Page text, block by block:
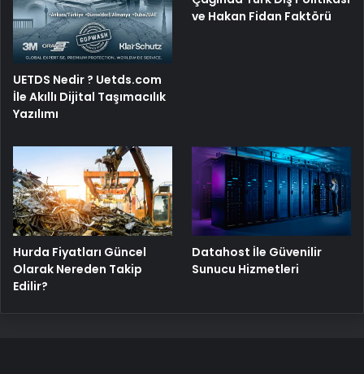
UETDS Nedir ? Uetds.com
İle Akıllı Dijital Taşımacılık
Yazılımı
ve Hakan Fidan Faktörü
Hurda Fiyatları Güncel
Olarak Nereden Takip
Edilir?
Datahost İle Güvenilir
Sunucu Hizmetleri